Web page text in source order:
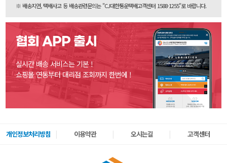
※ 배송지연, 택배사고 등 배송관련문의는 "CJ대한통운택배고객센터 1588-1255"로 바랍니다.
협회 APP 출시
실시간 배송 서비스는 기본 !
쇼핑몰 연동부터 대리점 조회까지 한번에 !
개인정보처리방침 이용약관 오시는길 고객센터